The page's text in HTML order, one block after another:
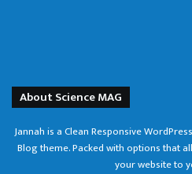
About Science MAG
Jannah is a Clean Responsive
Blog theme. Packed with options that
your website to